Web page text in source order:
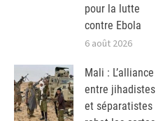
pour la lutte
contre Ebola
6 août 2026
Mali : L’alliance
entre jihadistes
et séparatistes